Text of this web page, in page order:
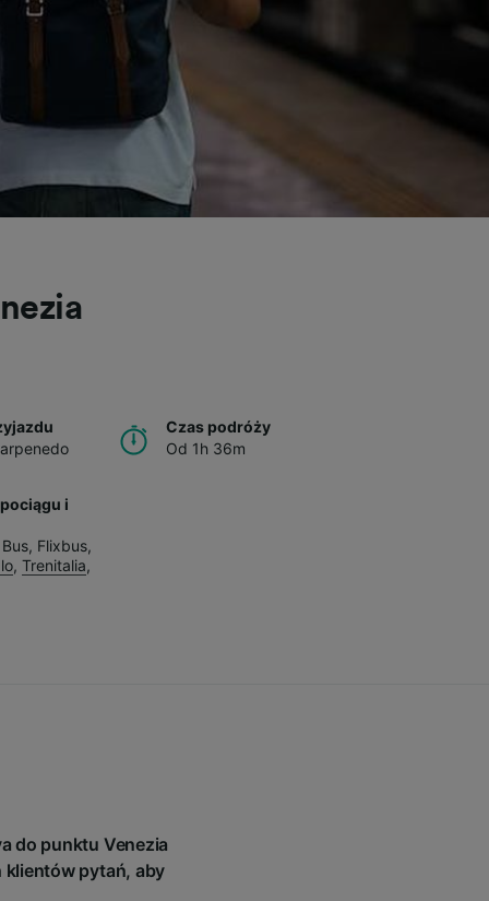
Czas podróży
Od 1h 36m
i
, Flixbus,
, Trenitalia,
do punktu Venezia
klientów pytań, aby